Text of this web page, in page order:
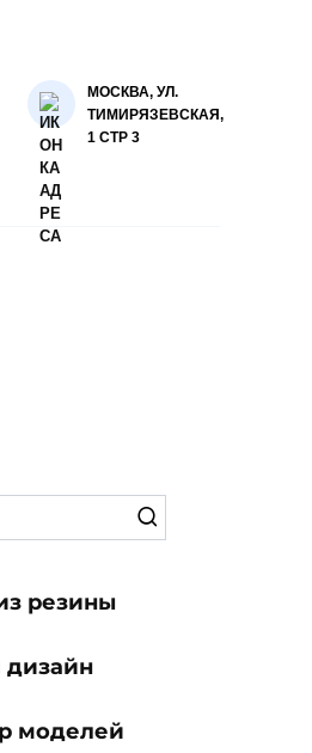
МОСКВА, УЛ.
ТИМИРЯЗЕВСКАЯ,
1 СТР 3
резины
моделей